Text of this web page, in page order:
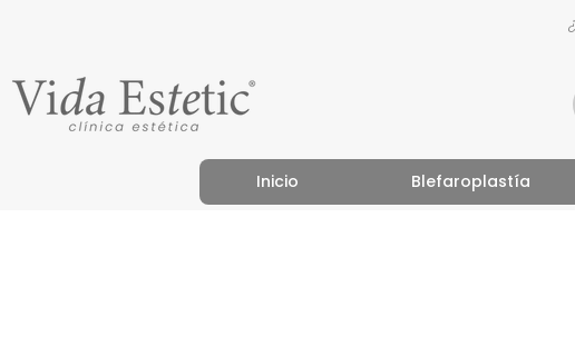
Inicio Blefaroplastía